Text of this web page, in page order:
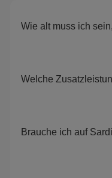
Wie alt muss ich
Welche
Brauche ich auf